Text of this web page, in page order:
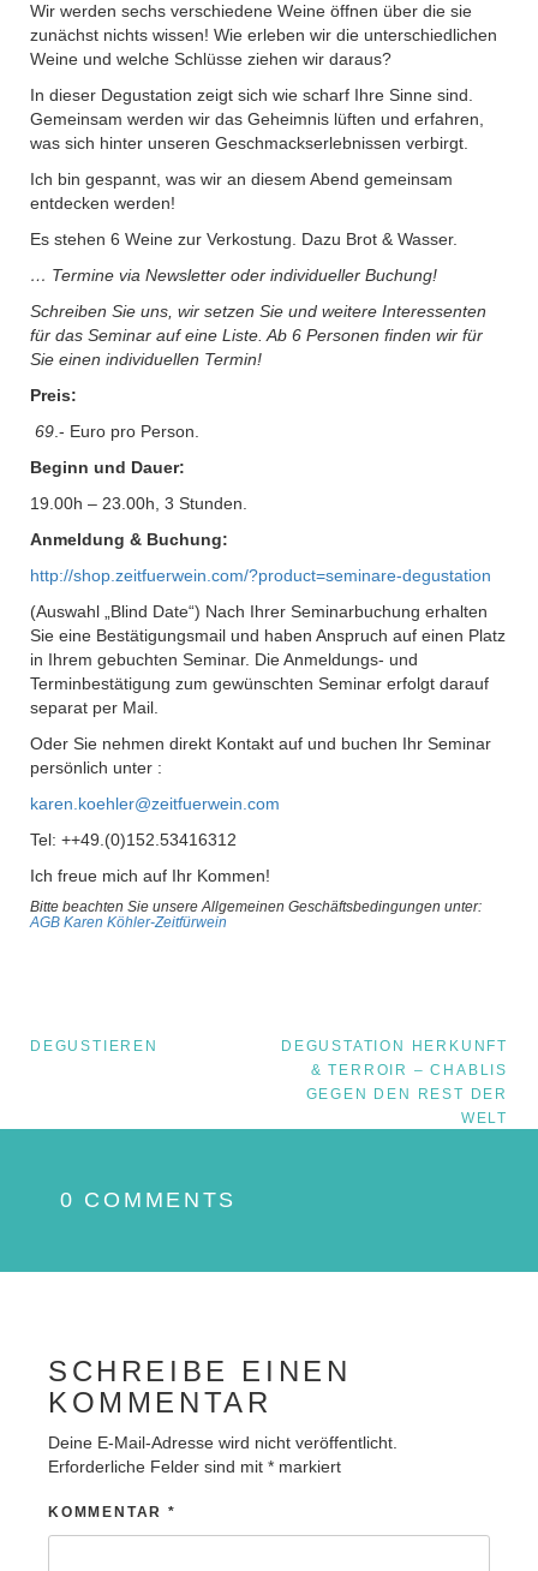
Wir werden sechs verschiedene Weine öffnen über die sie
zunächst nichts wissen! Wie erleben wir die unterschiedlichen
Weine und welche Schlüsse ziehen wir daraus?
In dieser Degustation zeigt sich wie scharf Ihre Sinne sind.
Gemeinsam werden wir das Geheimnis lüften und erfahren,
was sich hinter unseren Geschmackserlebnissen verbirgt.
Ich bin gespannt, was wir an diesem Abend gemeinsam
entdecken werden!
Es stehen 6 Weine zur Verkostung. Dazu Brot & Wasser.
… Termine via Newsletter oder individueller Buchung!
Schreiben Sie uns, wir setzen Sie und weitere Interessenten
für das Seminar auf eine Liste. Ab 6 Personen finden wir für
Sie einen individuellen Termin!
Preis:
69 .- Euro pro Person.
Beginn und Dauer:
19.00h – 23.00h, 3 Stunden.
Anmeldung & Buchung:
http://shop.zeitfuerwein.com/?product=seminare-degustation
(Auswahl „Blind Date“) Nach Ihrer Seminarbuchung erhalten
Sie eine Bestätigungsmail und haben Anspruch auf einen Platz
in Ihrem gebuchten Seminar. Die Anmeldungs- und
Terminbestätigung zum gewünschten Seminar erfolgt darauf
separat per Mail.
Oder Sie nehmen direkt Kontakt auf und buchen Ihr Seminar
persönlich unter :
karen.koehler@zeitfuerwein.com
Tel: ++49.(0)152.53416312
Ich freue mich auf Ihr Kommen!
Bitte beachten Sie unsere Allgemeinen Geschäftsbedingungen unter:
AGB Karen Köhler-Zeitfürwein
Beitrags-
DEGUSTIEREN
DEGUSTATION HERKUNFT
& TERROIR – CHABLIS
GEGEN DEN REST DER
WELT
0 COMMENTS
SCHREIBE EINEN
KOMMENTAR
Deine E-Mail-Adresse wird nicht veröffentlicht.
Erforderliche Felder sind mit * markiert
KOMMENTAR*